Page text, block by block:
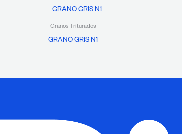
Granos Triturados
GRANO GRIS N1